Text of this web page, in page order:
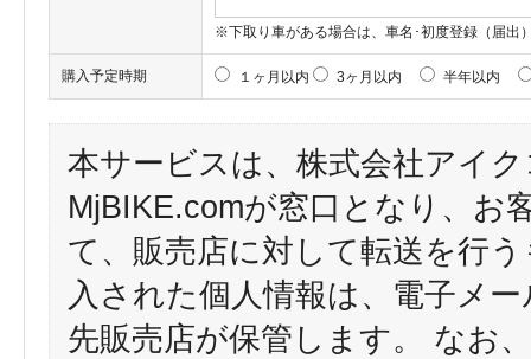
※下取り車がある場合は、車名･初度登録（届出
購入予定時期 １ヶ月以内 3ヶ月以内 半年以内
本サービスは、株式会社アイ
MjBIKE.comが窓口となり、お
て、販売店に対して転送を行
入された個人情報は、電子メ
先販売店が保管します。 なお